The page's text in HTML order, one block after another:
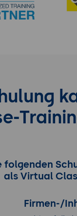
folgenden
als Virtual
Firmen-/